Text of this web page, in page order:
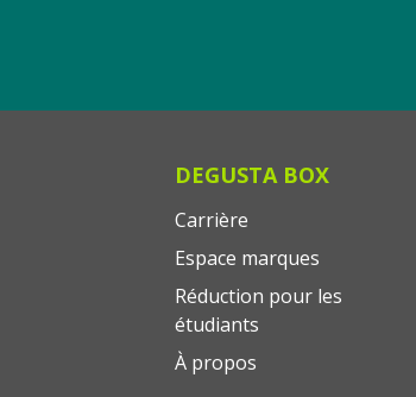
DEGUSTA BOX
Carrière
Espace marques
Réduction pour les
étudiants
À propos